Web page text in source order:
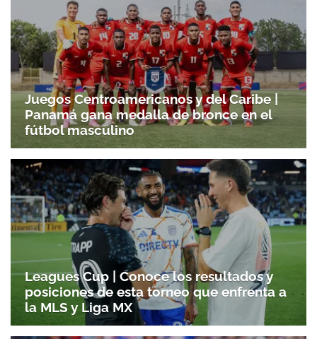
Juegos Centroamericanos y del Caribe |
Panamá gana medalla de bronce en el
fútbol masculino
Leagues Cup | Conoce los resultados y
posiciones de esta torneo que enfrenta a
la MLS y Liga MX